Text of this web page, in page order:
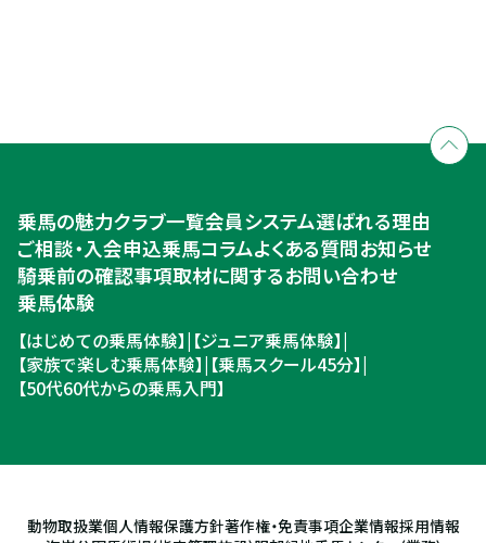
入会のご相談・申込
ご相談・入会申込
乗馬の魅力クラブ一覧会員システム選ばれる理由
ご相談・入会申込乗馬コラムよくある質問お知らせ
騎乗前の確認事項取材に関するお問い合わせ
乗馬体験
【はじめての乗馬体験】| 【ジュニア乗馬体験】|
【家族で楽しむ乗馬体験】| 【乗馬スクール45分】|
【50代60代からの乗馬入門】
動物取扱業個人情報保護方針著作権・免責事項企業情報採用情報